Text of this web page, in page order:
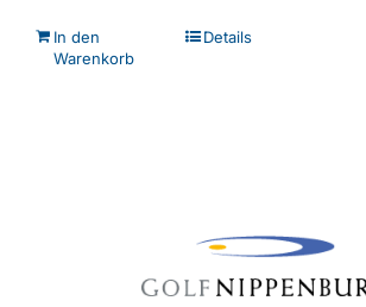
In den
Warenkorb
Details